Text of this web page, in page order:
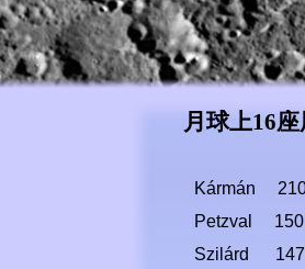
Kármán
Petzval
Szilárd
月球上16